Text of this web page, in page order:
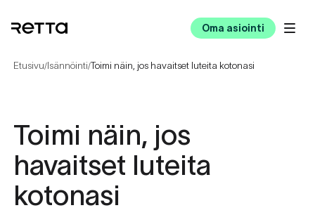
Oma asiointi
Etusivu/Isännöinti/Toimi näin, jos havaitset luteita kotonasi
Toimi näin, jos
havaitset luteita
kotonasi